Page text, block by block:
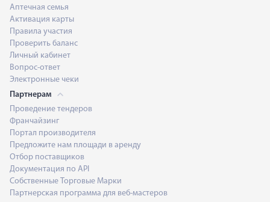
Аптечная семья
Активация карты
Правила участия
Проверить баланс
Личный кабинет
Вопрос-ответ
Электронные чеки
Партнерам
Проведение тендеров
Франчайзинг
Портал производителя
Предложите нам площади в аренду
Отбор поставщиков
Документация по API
Собственные Торговые Марки
Партнерская программа для веб-мастеров